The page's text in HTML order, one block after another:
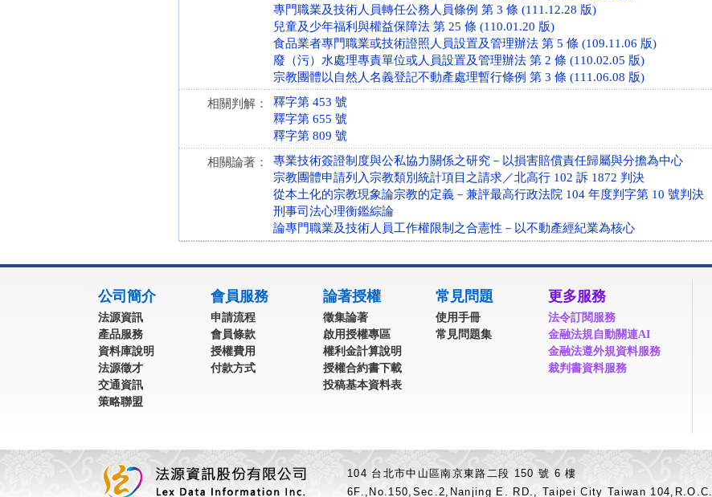
專門職業及技術人員轉任公務人員條例 第 3 條 (111.12.28 版)
兒童及少年福利與權益保障法 第 25 條 (110.01.20 版)
食品業者專門職業或技術證照人員設置及管理辦法 第 5 條 (109.11.06 版)
廢（污）水處理專責單位或人員設置及管理辦法 第 2 條 (110.02.05 版)
宗教團體以自然人名義登記不動產處理暫行條例 第 3 條 (111.06.08 版)
相關判解：
釋字第 453 號
釋字第 655 號
釋字第 809 號
相關論著：
專業技術簽證制度與公私協力關係之研究－以損害賠償責任歸屬與分擔為中心
宗教團體申請列入宗教類別統計項目之請求／北高行 102 訴 1872 判決
從本土化的宗教現象論宗教的定義－兼評最高行政法院 104 年度判字第 10 號判決
刑事司法心理衡鑑綜論
論專門職業及技術人員工作權限制之合憲性－以不動產經紀業為核心
公司簡介
法源資訊
產品服務
資料庫說明
法源徵才
交通資訊
策略聯盟
會員服務
申請流程
會員條款
授權費用
付款方式
論著授權
徵集論著
啟用授權專區
權利金計算說明
授權合約書下載
投稿基本資料表
常見問題
使用手冊
常見問題集
更多服務
法令訂閱服務
金融法規自動關連AI
金融法遵外規資料服務
裁判書資料服務
104 台北市中山區南京東路二段 150 號 6 樓
6F.,No.150,Sec.2,Nanjing E. RD., Taipei City Taiwan 104,R.O.C.